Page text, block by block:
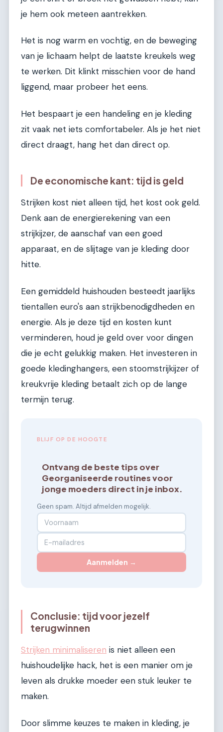
je hem ook meteen aantrekken.
Het is nog warm en vochtig, en de beweging
van je lichaam helpt de laatste kreukels weg
te werken. Dit klinkt misschien voor de hand
liggend, maar probeer het eens.
Het bespaart je een handeling en je kleding
zit vaak net iets comfortabeler. Als je het niet
direct draagt, hang het dan direct op.
De economische kant: tijd is geld
Strijken kost niet alleen tijd, het kost ook geld.
Denk aan de energierekening van een
strijkijzer, de aanschaf van een goed
apparaat, en de slijtage van je kleding door
hitte.
Een gemiddeld huishouden besteedt jaarlijks
tientallen euro's aan strijkbenodigdheden en
energie. Als je deze tijd en kosten kunt
verminderen, houd je geld over voor dingen
die je echt gelukkig maken. Het investeren in
goede kledinghangers, een stoomstrijkijzer of
kreukvrije kleding betaalt zich op de lange
termijn terug.
BLIJF OP DE HOOGTE
Ontvang de beste tips over
Georganiseerde routines voor
jonge moeders direct in je inbox.
Geen spam. Altijd afmelden mogelijk.
Aanmelden →
Conclusie: tijd voor jezelf
terugwinnen
Strijken minimaliseren is niet alleen een
huishoudelijke hack, het is een manier om je
leven als drukke moeder een stuk leuker te
maken.
Door slimme keuzes te maken in kleding, je